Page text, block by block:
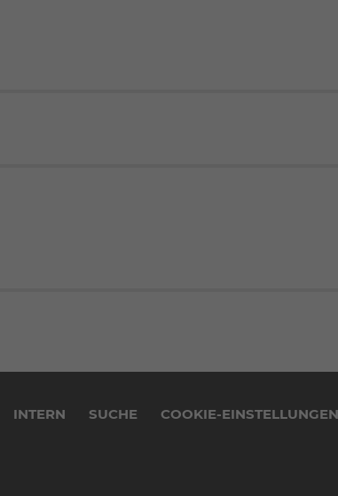
INTERN SUCHE COOKIE-EINSTELLUNGEN